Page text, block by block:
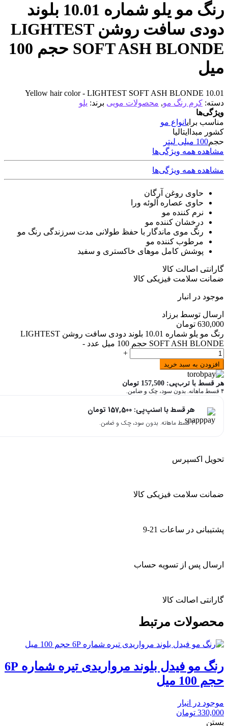
رنگ مو یلو شماره 10.01 بلوند
دودی سافت روشن LIGHTEST
SOFT ASH BLONDE حجم 100
میل
Yellow hair color - LIGHTEST SOFT ASH BLONDE 10.01
دسته: کرم رنگ مو, محصولات مویی برند: یلو
ویژگی‌ها
مناسب برایانواع مو
کشور مبدا ایتالیا
حجم100 میلی لیتر
مشاهده همه ویژگی‌ها
مشاهده همه ویژگی‌ها
حاوی روغن آرگان
حاوی عصاره آلوئه ورا
نرم کننده مو
درخشان کننده مو
رنگ موی ماندگار با حفظ طولانی مدت سرزندگی رنگ مو
مرطوب کننده مو
پوشش کامل موهای خاکستری و سفید
گارانتی اصالت کالا
ضمانت سلامت فیزیکی کالا
موجود در انبار
ارسال توسط برزاد
630,000 تومان
رنگ مو یلو شماره 10.01 بلوند دودی سافت روشن LIGHTEST
SOFT ASH BLONDE حجم 100 میل عدد
-
+
افزودن به سبد خرید
هر قسط با ترب‌پی: 157,500 تومان
۴ قسط ماهانه. بدون سود، چک و ضامن.
هر قسط با اسنپ‌پی: 157,500 تومان
۴ قسط ماهانه. بدون سود، چک و ضامن.
تحویل اکسپرس
ضمانت سلامت فیزیکی کالا
پشتیبانی در ساعات 21-9
ارسال پس از تسویه حساب
گارانتی اصالت کالا
محصولات مرتبط
رنگ مو فیدل بلوند مرواریدی تیره شماره 6P
حجم 100 میل
موجود در انبار
330,000 تومان
بستن